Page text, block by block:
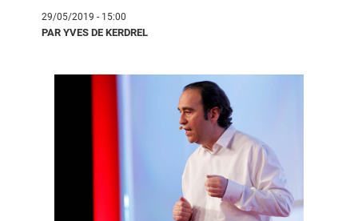
29/05/2019 - 15:00
PAR YVES DE KERDREL